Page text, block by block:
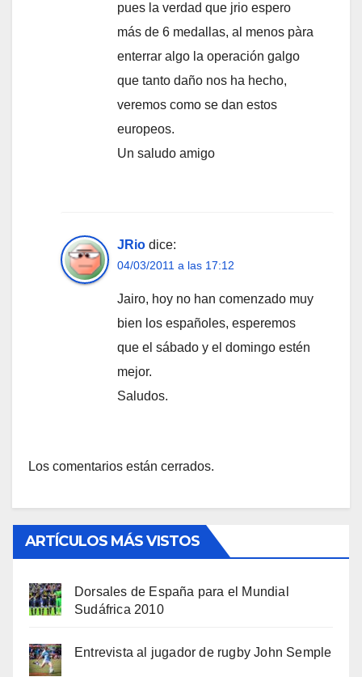
pues la verdad que jrio espero
más de 6 medallas, al menos pàra
enterrar algo la operación galgo
que tanto daño nos ha hecho,
veremos como se dan estos
europeos.
Un saludo amigo
JRio dice:
04/03/2011 a las 17:12
Jairo, hoy no han comenzado muy
bien los españoles, esperemos
que el sábado y el domingo estén
mejor.
Saludos.
Los comentarios están cerrados.
ARTÍCULOS MÁS VISTOS
Dorsales de España para el Mundial
Sudáfrica 2010
Entrevista al jugador de rugby John Semple